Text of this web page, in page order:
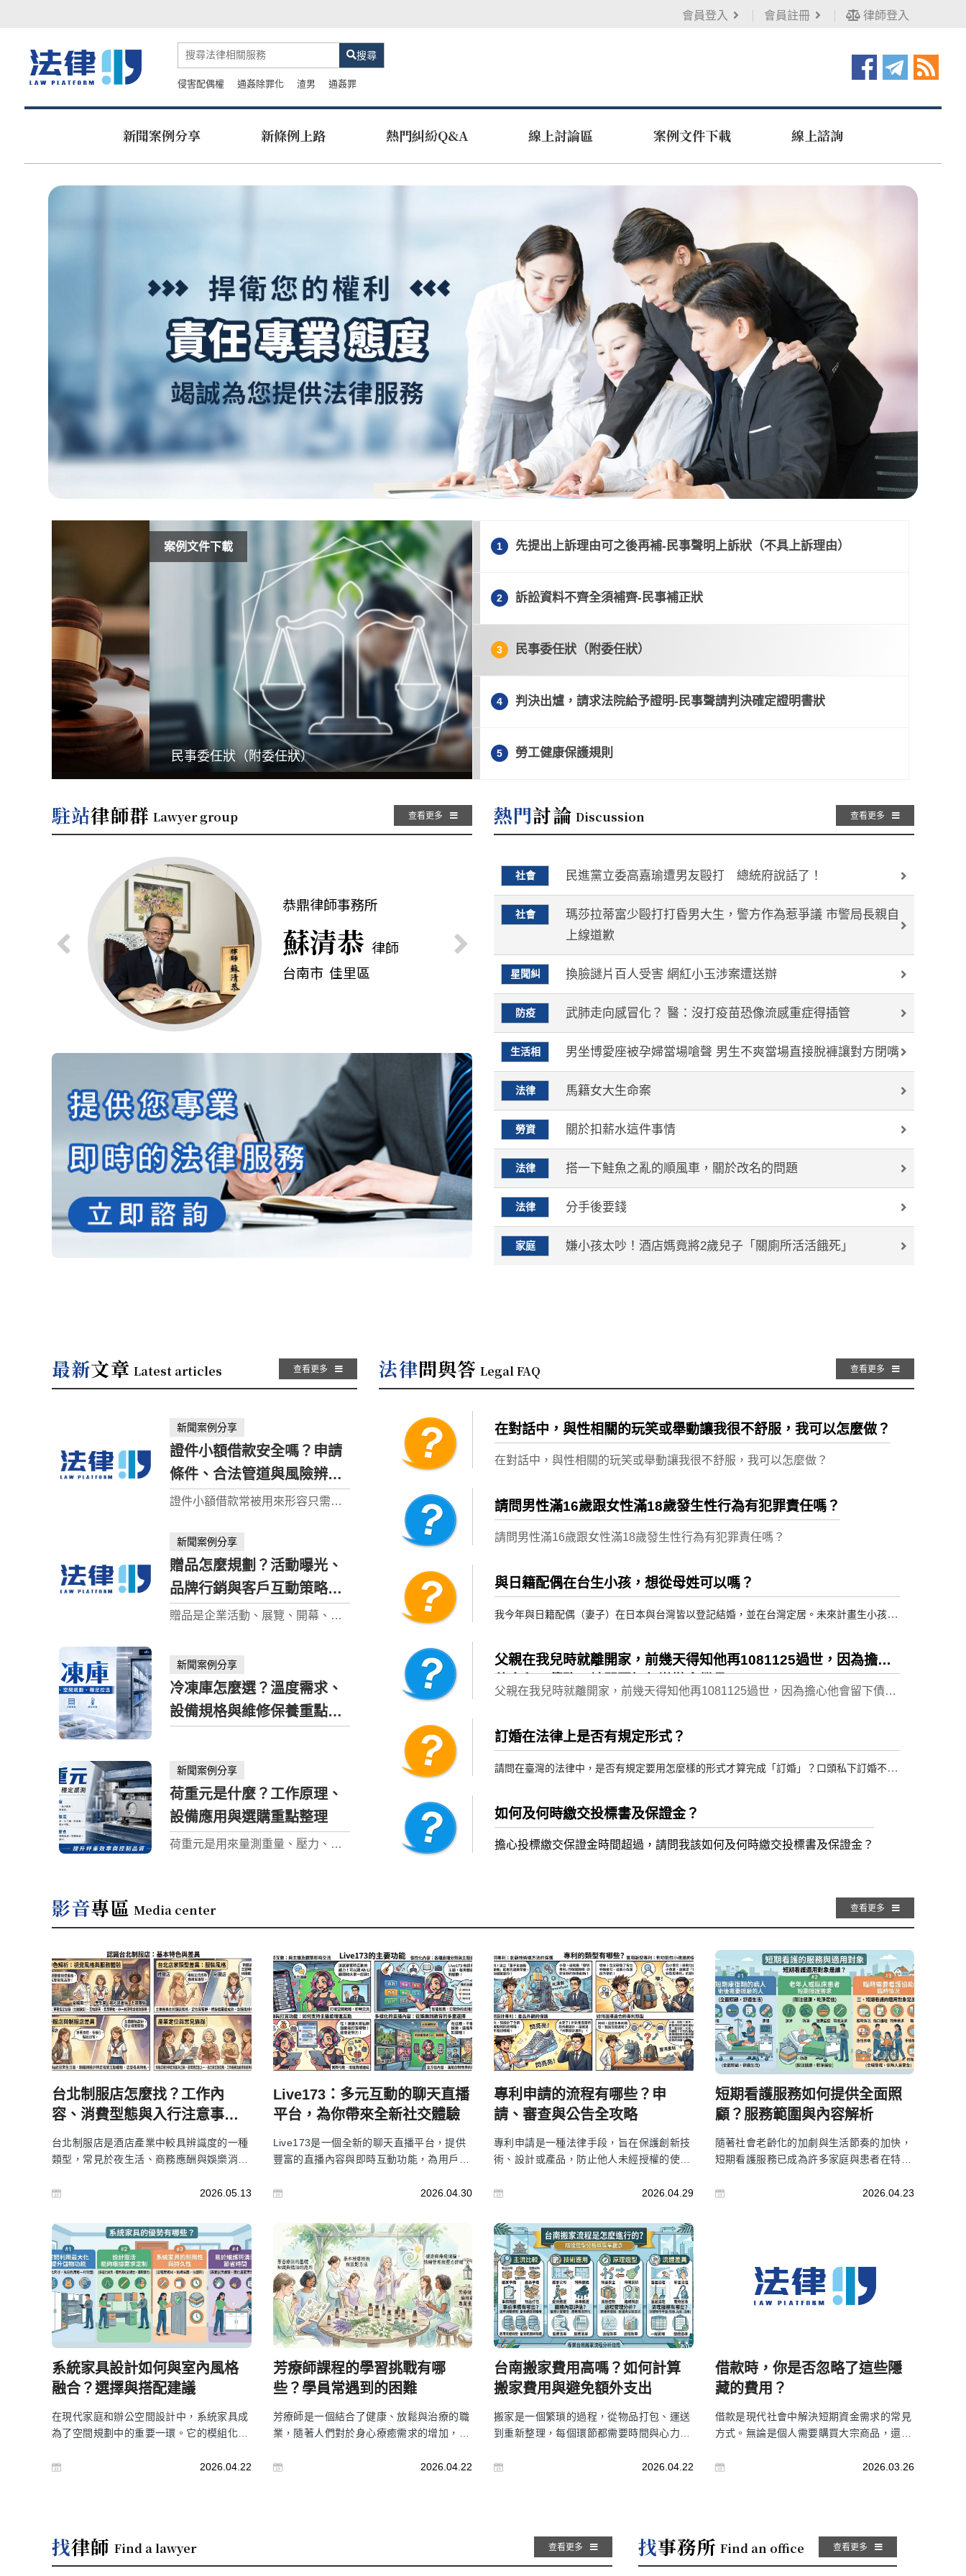
會員登入 會員註冊 律師登入
搜尋
侵害配偶權 通姦除罪化 渣男 通姦罪
新聞案例分享 新條例上路 熱門糾紛Q&A 線上討論區 案例文件下載 線上諮詢
民事委任狀（附委任狀）
案例文件下載
判決出爐，請求法院給予證明-民事聲請判決確定證明書狀
1 先提出上訴理由可之後再補-民事聲明上訴狀（不具上訴理由）
2 訴訟資料不齊全須補齊-民事補正狀
3 民事委任狀（附委任狀）
4 判決出爐，請求法院給予證明-民事聲請判決確定證明書狀
5 勞工健康保護規則
駐站律師群 Lawyer group 查看更多
岳世晟
蘇清恭
蔡坤鐘
陳俊翰
姜鈞
蘇文斌
熱門討論 Discussion 查看更多
社會 民進黨立委高嘉瑜遭男友毆打 總統府說話了！
社會
瑪莎拉蒂富少毆打打昏男大生，警方作為惹爭議 市警局長親自
上線道歉
星聞糾 換臉謎片百人受害 網紅小玉涉案遭送辦
防疫 武肺走向感冒化？ 醫：沒打疫苗恐像流感重症得插管
生活相 男坐博愛座被孕婦當場嗆聲 男生不爽當場直接脫褲讓對方閉嘴
法律 馬籍女大生命案
勞資 關於扣薪水這件事情
法律 搭一下鮭魚之亂的順風車，關於改名的問題
法律 分手後要錢
家庭 嫌小孩太吵！酒店媽竟將2歲兒子「關廁所活活餓死」
最新文章 Latest articles 查看更多
新聞案例分享
證件小額借款安全嗎？申請
條件、合法管道與風險辨識
整理
證件小額借款常被用來形容只需基
金服務，但實際上，合法借款通常
不會只看證件就完全不審核。業者
仍應評估申請人的身分、收入、信
用、還款能力與借款條件。 若廣告
強調「只用身分證就能借」、「免
審核」、「保證過件」、「先繳費
透明，可能造成高利負擔、個資外
洩或詐騙風險。
新聞案例分享
贈品怎麼規劃？活動曝光、
品牌行銷與客戶互動策略整
理
贈品是企業活動、展覽、開幕、促
動參與度、品牌曝光、互動誘因與
大量發放效率。好的贈品不只是送
出去而已，而是要讓受眾願意拿、
願意用、甚至願意分享。規劃時應
發揮行銷效果。
新聞案例分享
冷凍庫怎麼選？溫度需求、
設備規格與維修保養重點整
新聞案例分享
荷重元是什麼？工作原理、
設備應用與選購重點整理
荷重元是用來量測重量、壓力、拉
透過顯示器、控制器或自動化系統
轉換成可讀取的重量數據。
法律問與答 Legal FAQ 查看更多
在對話中，與性相關的玩笑或舉動讓我很不舒服，我可以怎麼做？
在對話中，與性相關的玩笑或舉動讓我很不舒服，我可以怎麼做？
請問男性滿16歲跟女性滿18歲發生性行為有犯罪責任嗎？
請問男性滿16歲跟女性滿18歲發生性行為有犯罪責任嗎？
與日籍配偶在台生小孩，想從母姓可以嗎？
我今年與日籍配偶（妻子）在日本與台灣皆以登記結婚，並在台灣定居。未來計畫生小孩，
因為我的父母在我小時離婚，但我的父姓一直沒有更動，保留至今。經過思考後覺得未來的
小孩不一定要跟我姓，所以
我與妻子皆同意讓小孩跟日籍妻子的姓氏（有漢字），請問這在台灣是合乎法律的嗎？
父親在我兒時就離開家，前幾天得知他再1081125過世，因為擔心
父親在我兒時就離開家，前幾天得知他再1081125過世，因為擔心他會留下債
訂婚在法律上是否有規定形式？
請問在臺灣的法律中，是否有規定要用怎麼樣的形式才算完成「訂婚」？口頭私下訂婚不舉
訂婚有什麼樣的法律效力呢？
如何及何時繳交投標書及保證金？
擔心投標繳交保證金時間超過，請問我該如何及何時繳交投標書及保證金？
影音專區 Media center 查看更多
台北制服店怎麼找？工作內
容、消費型態與入行注意事項
整理
台北制服店是酒店產業中較具辨識度的一種
類型，常見於夜生活、商務應酬與娛樂消費
著指定風格制服上班，整體形象比一般便服
對想了解台北制服店的人來說，常見搜尋目
的可能包含消費參考、求職了解、酒店公關
工作內容、薪資制度與入行注意事項。 不
過，制服店屬於特殊服務產業，無論是想應
徵工作或只是初步了解，都不能只看高收
入、彈性排班或表面資訊。更重要的是確認
店家是否合法、制度是否透明、薪資計算是
否清楚，以及工作過程是否能保障個人安全
與隱私。以下將從工作內容、薪資方式、求
職流程與常見風險，整理台北制服店相關重
點。
2026.05.13
Live173：多元互動的聊天直播
平台，為你帶來全新社交體驗
Live173是一個全新的聊天直播平台，提供
豐富的直播內容與即時互動功能，為用戶打
論是觀看娛樂直播，還是進行一對一私聊，
無縫與直接。這篇文章將全面介紹Live173
的功能、使用方法、隱私保障等，幫助您深
入了解這個平台的魅力。
2026.04.30
專利申請的流程有哪些？申
請、審查與公告全攻略
專利申請是一種法律手段，旨在保護創新技
術、設計或產品，防止他人未經授權的使用
能夠保護創新成果，為創作者提供專屬權
類型、費用、注意事項與如何選擇適合的專
利類型，幫助您全面理解專利申請。
2026.04.29
短期看護服務如何提供全面照
顧？服務範圍與內容解析
隨著社會老齡化的加劇與生活節奏的加快，
短期看護服務已成為許多家庭與患者在特殊
照護不僅能夠緩解家屬的壓力，也能確保病
2026.04.23
系統家具設計如何與室內風格
融合？選擇與搭配建議
在現代家庭和辦公空間設計中，系統家具成
為了空間規劃中的重要一環。它的模組化設
個性化定制，充分利用空間，並提升儲物功
2026.04.22
芳療師課程的學習挑戰有哪
些？學員常遇到的困難
芳療師是一個結合了健康、放鬆與治療的職
業，隨著人們對於身心療癒需求的增加，越
療師課程，你將學會使用芳香療法、精油應
2026.04.22
台南搬家費用高嗎？如何計算
搬家費用與避免額外支出
搬家是一個繁瑣的過程，從物品打包、運送
到重新整理，每個環節都需要時間與心力。
這樣能有效降低壓力，確保搬遷順利進行。
2026.04.22
借款時，你是否忽略了這些隱
藏的費用？
借款是現代社會中解決短期資金需求的常見
方式。無論是個人需要購買大宗商品，還是
金支持。然而，選擇適合的借款方式與方案
2026.03.26
找律師 Find a lawyer 查看更多 找事務所 Find an office 查看更多